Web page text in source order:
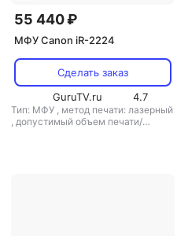
55 440 ₽
МФУ Canon iR-2224
Сделать заказ
GuruTV.ru
4.7
Тип: МФУ , метод печати: лазерный
, допустимый объем печати/